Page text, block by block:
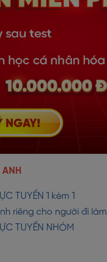
TUYẾN 1 kèm 1
riêng cho người đi làm
TUYẾN NHÓM